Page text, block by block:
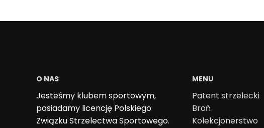
O NAS
Jesteśmy klubem sportowym,
posiadamy licencję Polskiego
Związku Strzelectwa Sportowego.
MENU
Patent strzelecki
Broń
Kolekcjonerstwo